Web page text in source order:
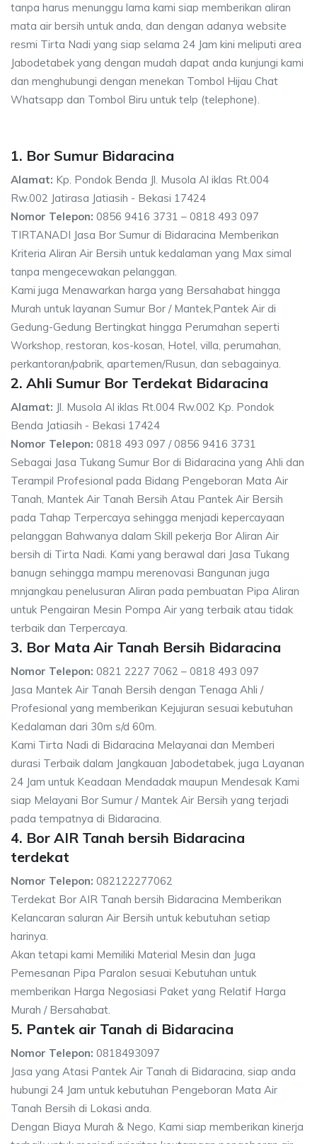
tanpa harus menunggu lama kami siap memberikan aliran
mata air bersih untuk anda, dan dengan adanya website
resmi Tirta Nadi yang siap selama 24 Jam kini meliputi area
Jabodetabek yang dengan mudah dapat anda kunjungi kami
dan menghubungi dengan menekan Tombol Hijau Chat
Whatsapp dan Tombol Biru untuk telp (telephone).
1. Bor Sumur Bidaracina
Alamat: Kp. Pondok Benda Jl. Musola Al iklas Rt.004
Rw.002 Jatirasa Jatiasih - Bekasi 17424
Nomor Telepon: 0856 9416 3731 – 0818 493 097
TIRTANADI Jasa Bor Sumur di Bidaracina Memberikan
Kriteria Aliran Air Bersih untuk kedalaman yang Max simal
tanpa mengecewakan pelanggan.
Kami juga Menawarkan harga yang Bersahabat hingga
Murah untuk layanan Sumur Bor / Mantek,Pantek Air di
Gedung-Gedung Bertingkat hingga Perumahan seperti
Workshop, restoran, kos-kosan, Hotel, villa, perumahan,
perkantoran/pabrik, apartemen/Rusun, dan sebagainya.
2. Ahli Sumur Bor Terdekat Bidaracina
Alamat: Jl. Musola Al iklas Rt.004 Rw.002 Kp. Pondok
Benda Jatiasih - Bekasi 17424
Nomor Telepon: 0818 493 097 / 0856 9416 3731
Sebagai Jasa Tukang Sumur Bor di Bidaracina yang Ahli dan
Terampil Profesional pada Bidang Pengeboran Mata Air
Tanah, Mantek Air Tanah Bersih Atau Pantek Air Bersih
pada Tahap Terpercaya sehingga menjadi kepercayaan
pelanggan Bahwanya dalam Skill pekerja Bor Aliran Air
bersih di Tirta Nadi. Kami yang berawal dari Jasa Tukang
banugn sehingga mampu merenovasi Bangunan juga
mnjangkau penelusuran Aliran pada pembuatan Pipa Aliran
untuk Pengairan Mesin Pompa Air yang terbaik atau tidak
terbaik dan Terpercaya.
3. Bor Mata Air Tanah Bersih Bidaracina
Nomor Telepon: 0821 2227 7062 – 0818 493 097
Jasa Mantek Air Tanah Bersih dengan Tenaga Ahli /
Profesional yang memberikan Kejujuran sesuai kebutuhan
Kedalaman dari 30m s/d 60m.
Kami Tirta Nadi di Bidaracina Melayanai dan Memberi
durasi Terbaik dalam Jangkauan Jabodetabek, juga Layanan
24 Jam untuk Keadaan Mendadak maupun Mendesak Kami
siap Melayani Bor Sumur / Mantek Air Bersih yang terjadi
pada tempatnya di Bidaracina.
4. Bor AIR Tanah bersih Bidaracina
terdekat
Nomor Telepon: 082122277062
Terdekat Bor AIR Tanah bersih Bidaracina Memberikan
Kelancaran saluran Air Bersih untuk kebutuhan setiap
harinya.
Akan tetapi kami Memiliki Material Mesin dan Juga
Pemesanan Pipa Paralon sesuai Kebutuhan untuk
memberikan Harga Negosiasi Paket yang Relatif Harga
Murah / Bersahabat.
5. Pantek air Tanah di Bidaracina
Nomor Telepon: 0818493097
Jasa yang Atasi Pantek Air Tanah di Bidaracina, siap anda
hubungi 24 Jam untuk kebutuhan Pengeboran Mata Air
Tanah Bersih di Lokasi anda.
Dengan Biaya Murah & Nego, Kami siap memberikan kinerja